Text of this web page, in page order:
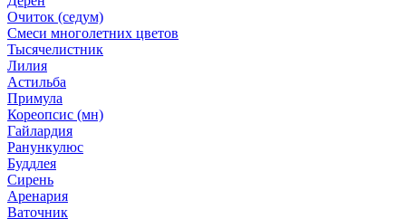
Очиток (седум)
Смеси многолетних цветов
Тысячелистник
Лилия
Астильба
Примула
Кореопсис (мн)
Гайлардия
Ранункулюс
Буддлея
Сирень
Аренария
Ваточник